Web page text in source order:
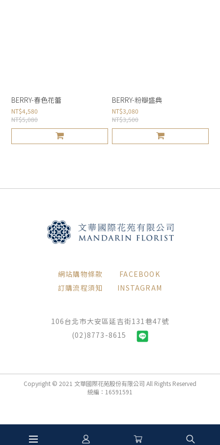
BERRY-春色花蕾
NT$4,580
NT$5,080
BERRY-粉瓣盛典
NT$3,080
NT$3,500
網站購物條款
訂購流程須知
FACEBOOK
INSTAGRAM
106台北市大安區延吉街131巷47號
(02)8773-8615
Copyright © 2021 文華國際花苑股份有限公司 All Rights Reserved
統編：16591591